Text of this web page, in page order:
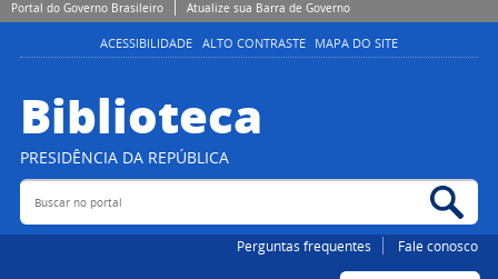
Portal do Governo Brasileiro Atualize sua Barra de Governo
ACESSIBILIDADE ALTO CONTRASTE MAPA DO SITE
Biblioteca
PRESIDÊNCIA DA REPÚBLICA
Buscar no portal
Perguntas frequentes Fale conosco